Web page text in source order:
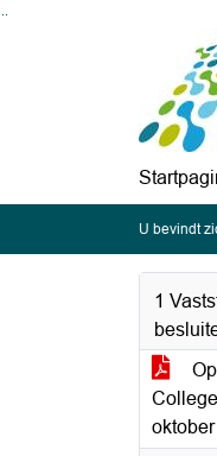
Ga naar de inhoud van
U bevindt
1